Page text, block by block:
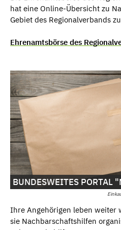
hat eine Online-Übersicht zu
Gebiet des Regionalverbands
Ehrenamtsbörse des
BUNDESWEITES PORTAL
Ihre Angehörigen leben weiter
sie Nachbarschaftshilfen